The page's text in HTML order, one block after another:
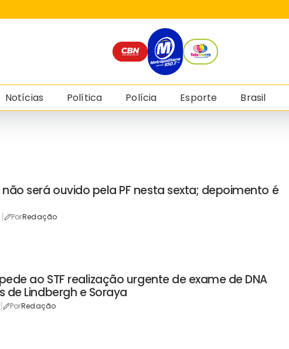
Notícias Política Polícia Esporte Brasil
será ouvido pela PF nesta sexta; depoimento é
| PorRedação
ao STF realização urgente de exame de DNA
de Lindbergh e Soraya
| PorRedação